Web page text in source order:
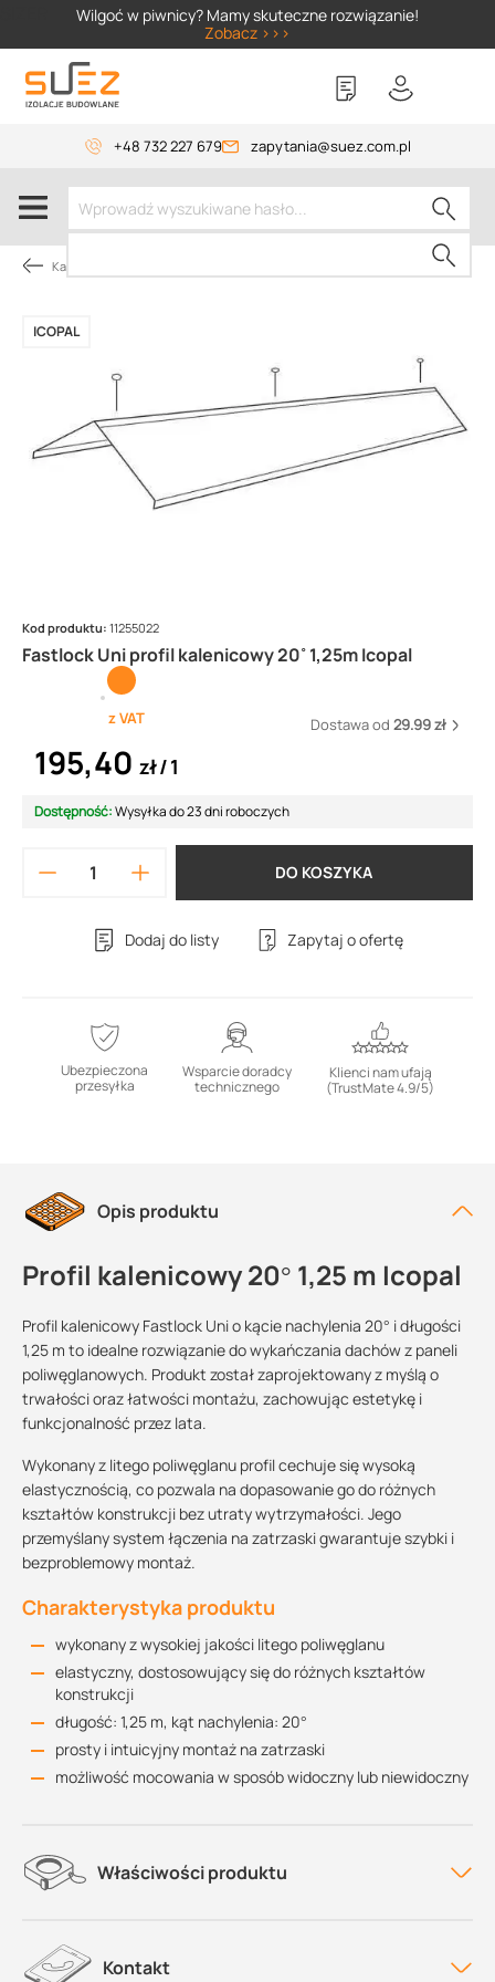
Wilgoć w piwnicy? Mamy skuteczne rozwiązanie!
Zobacz >>>
+48 732 227 679 zapytania@suez.com.pl
Kategorie produktów
Fastlock Uni profil kalenicowy 20˚ 1,25m Icopal
ICOPAL
Kod produktu: 11255022
z VAT Dostawa od 29.99 zł
195,40 zł 1
Dostępność:Wysyłka do 23 dni roboczych
DO KOSZYKA
Dodaj do listy Zapytaj o ofertę
Ubezpieczona
przesyłka
Wsparcie doradcy
technicznego
Klienci nam ufają
(TrustMate 4.9/5)
Opis produktu
Profil kalenicowy 20° 1,25 m Icopal
Profil kalenicowy Fastlock Uni o kącie nachylenia 20° i długości
1,25 m to idealne rozwiązanie do wykańczania dachów z paneli
poliwęglanowych. Produkt został zaprojektowany z myślą o
trwałości oraz łatwości montażu, zachowując estetykę i
funkcjonalność przez lata.
Wykonany z litego poliwęglanu profil cechuje się wysoką
elastycznością, co pozwala na dopasowanie go do różnych
kształtów konstrukcji bez utraty wytrzymałości. Jego
przemyślany system łączenia na zatrzaski gwarantuje szybki i
bezproblemowy montaż.
Charakterystyka produktu
wykonany z wysokiej jakości litego poliwęglanu
elastyczny, dostosowujący się do różnych kształtów
konstrukcji
długość: 1,25 m, kąt nachylenia: 20°
prosty i intuicyjny montaż na zatrzaski
możliwość mocowania w sposób widoczny lub niewidoczny
Właściwości produktu
Kontakt